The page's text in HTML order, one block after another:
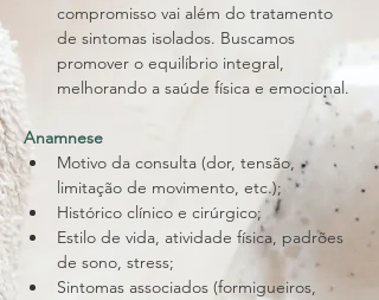
compromisso vai além do tratamento
de sintomas isolados. Buscamos
promover o equilíbrio integral,
melhorando a saúde física e emocional.
Anamnese
Motivo da consulta (dor, tensão,
limitação de movimento, etc.);
Histórico clínico e cirúrgico;
Estilo de vida, atividade física, padrões
de sono, stress;
Sintomas associados (formigueiros,